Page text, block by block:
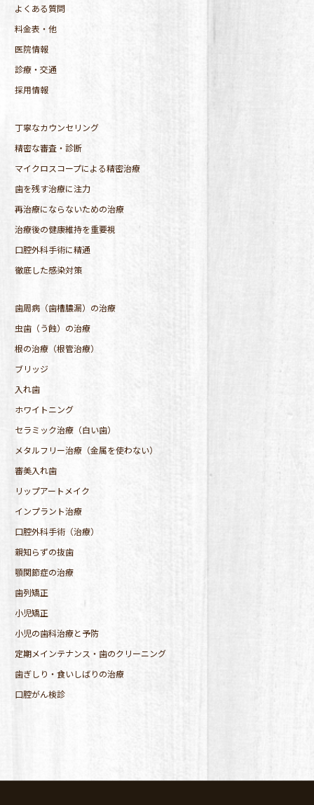
よくある質問
料金表・他
医院情報
診療・交通
採用情報
丁寧なカウンセリング
精密な審査・診断
マイクロスコープによる精密治療
歯を残す治療に注力
再治療にならないための治療
治療後の健康維持を重要視
口腔外科手術に精通
徹底した感染対策
歯周病（歯槽膿漏）の治療
虫歯（う蝕）の治療
根の治療（根管治療）
ブリッジ
入れ歯
ホワイトニング
セラミック治療（白い歯）
メタルフリー治療（金属を使わない）
審美入れ歯
リップアートメイク
インプラント治療
口腔外科手術（治療）
親知らずの抜歯
顎関節症の治療
歯列矯正
小児矯正
小児の歯科治療と予防
定期メインテナンス・歯のクリーニング
歯ぎしり・食いしばりの治療
口腔がん検診